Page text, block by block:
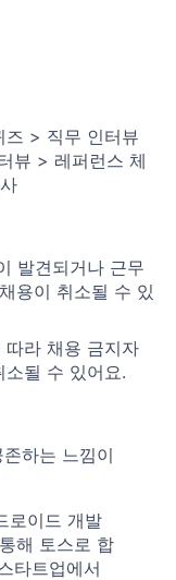
즈 > 직무 인터뷰
뷰 > 레퍼런스 체
발견되거나 근무
용이 취소될 수 있
따라 채용 금지자
될 수 있어요.
하는 느낌이
로이드 개발
해 토스로 합
타트업에서